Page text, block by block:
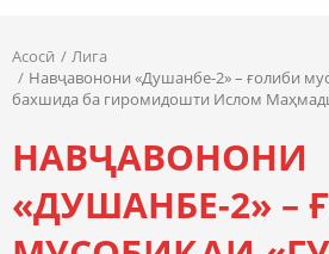
Асосӣ
Лига
Навҷавонони «Душанбе-2» – ғолиби
бахшида ба гиромидошти Ислом
НАВҶАВОНОНИ
«ДУШАНБЕ-2» –